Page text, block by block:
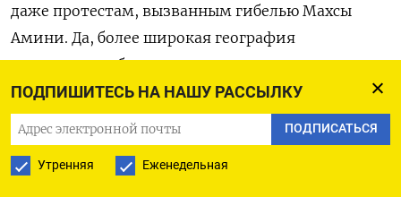
ПОДПИШИТЕСЬ НА НАШУ РАССЫЛКУ
ПОДПИСАТЬСЯ
Утренняя Еженедельная
даже протестам, вызванным гибелью Махсы
Амини. Да, более широкая география
и социальная база, но с точки зрения количества
народа, наверное, это не самая большая волна.
Сохранилась главная проблема протестующих —
они разрознены. Единого командного центра